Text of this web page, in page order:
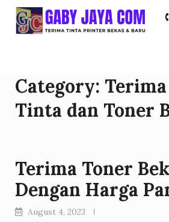
Skip
Category:
Tinta dan Toner
Terima Toner
Dengan Harga
August 4, 2023